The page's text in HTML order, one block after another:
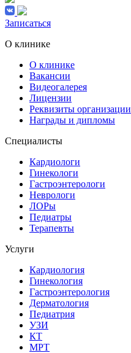
Записаться
О клинике
О клинике
Вакансии
Видеогалерея
Лицензии
Реквизиты организации
Награды и дипломы
Специалисты
Кардиологи
Гинекологи
Гастроэнтерологи
Неврологи
ЛОРы
Педиатры
Терапевты
Услуги
Кардиология
Гинекология
Гастроэнтерология
Дерматология
Педиатрия
УЗИ
КТ
МРТ